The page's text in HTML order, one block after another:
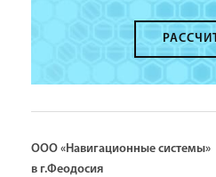
ООО «Навигационные системы»
в г.Феодосия